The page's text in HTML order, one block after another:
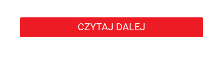
CZYTAJ DALEJ